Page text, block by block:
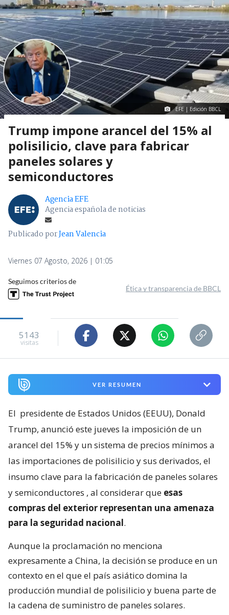
EFE | Edición BBCL
Trump impone arancel del 15% al
polisilicio, clave para fabricar
paneles solares y
semiconductores
Agencia EFE
Agencia española de noticias
Publicado porJean Valencia
Viernes 07 Agosto, 2026 | 01:05
Seguimos criterios de
Ética y transparencia de BBCL
5143
visitas
VER RESUMEN
El presidente de Estados Unidos (EEUU), Donald
Trump, anunció este jueves la imposición de un
arancel del 15% y un sistema de precios mínimos a
las importaciones de polisilicio y sus derivados, el
insumo clave para la fabricación de paneles solares
y semiconductores , al considerar que esas
compras del exterior representan una amenaza
para la seguridad nacional.
Aunque la proclamación no menciona
expresamente a China, la decisión se produce en un
contexto en el que el país asiático domina la
producción mundial de polisilicio y buena parte de
la cadena de suministro de paneles solares.